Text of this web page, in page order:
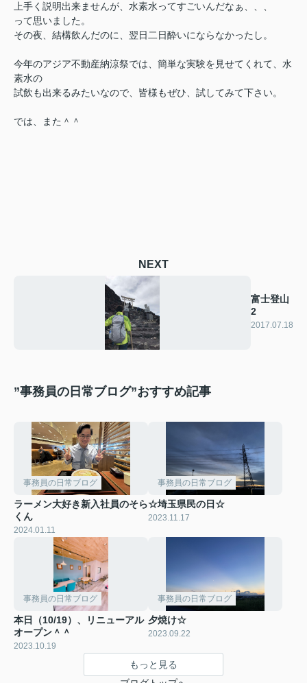
上手く説明出来ませんが、水素水ってすごいんだなぁ、、、
って思いました。
その夜、結構飲んだのに、翌日二日酔いにならなかったし。
今年のアジア不動産納涼祭では、簡単な実験を見せてくれて、水
素水の
試飲も出来るみたいなので、皆様もぜひ、試してみて下さい。
では、また＾＾
NEXT
富士登山
2
2017.07.18
”事務員の日常ブログ”おすすめ記事
事務員の日常ブログ
ラーメン大好き新入社員のそら
くん
2024.01.11
事務員の日常ブログ
☆埼玉県民の日☆
2023.11.17
事務員の日常ブログ
本日（10/19）、リニューアル
オープン＾＾
2023.10.19
事務員の日常ブログ
夕焼け☆
2023.09.22
もっと見る